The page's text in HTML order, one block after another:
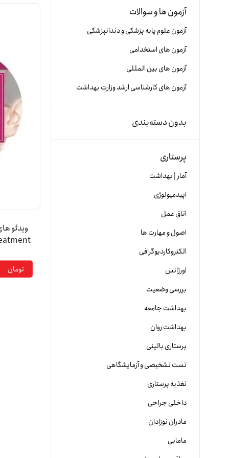
آزمون ها و سوالات
آزمون علوم پایه پزشکی و دندانپزشکی
آزمون های استخدامی
آزمون های بین المللی
آزمون های کارشناسی ارشد وزارت بهداشت
بدون دسته‌بندی
پرستاری
آمار | بهداشت
اپیدمیولوژی
اتاق عمل
اصول و مهارت ها
الکتروکاردیوگرافی
اورژانس
بررسی وضعیت
بهداشت جامعه
بهداشت روان
پرستاری بالینی
تست تشخیصی و آزمایشگاهی
تغذیه پرستاری
داخلی جراحی
مادران نوزادان
مامایی
تومان